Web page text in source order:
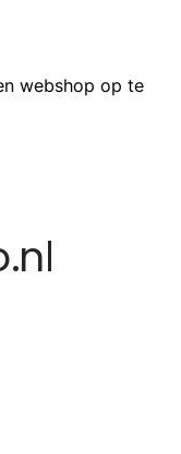
webshop op te